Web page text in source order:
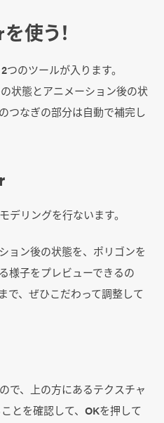
使う！
のツールが入ります。
状態とアニメーション後の状
つなぎの部分は自動で補完し
デリングを行ないます。
ョン後の状態を、ポリゴンを
様子をプレビューできるの
で、ぜひこだわって調整して
で、上の方にあるテクスチャ
とを確認して、OKを押して